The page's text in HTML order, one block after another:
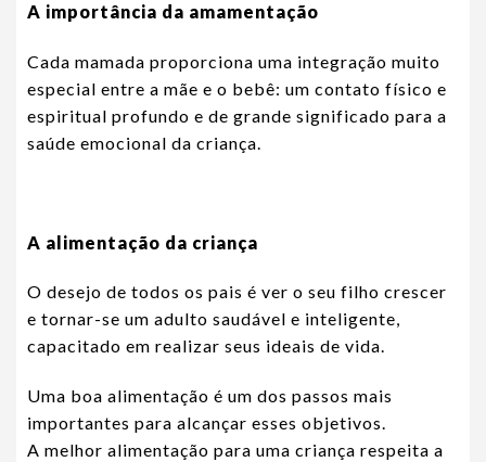
A importância da amamentação
Cada mamada proporciona uma integração muito
especial entre a mãe e o bebê: um contato físico e
espiritual profundo e de grande significado para a
saúde emocional da criança.
A alimentação da criança
O desejo de todos os pais é ver o seu filho crescer
e tornar-se um adulto saudável e inteligente,
capacitado em realizar seus ideais de vida.
Uma boa alimentação é um dos passos mais
importantes para alcançar esses objetivos.
A melhor alimentação para uma criança respeita a